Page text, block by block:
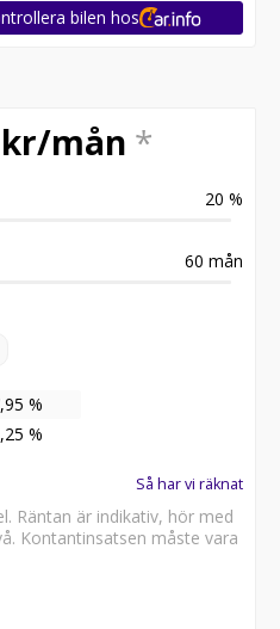
bilen hos
kr/mån *
20 %
60 mån
%
%
Så har vi räknat
Räntan är indikativ, hör med
Kontantinsatsen måste vara